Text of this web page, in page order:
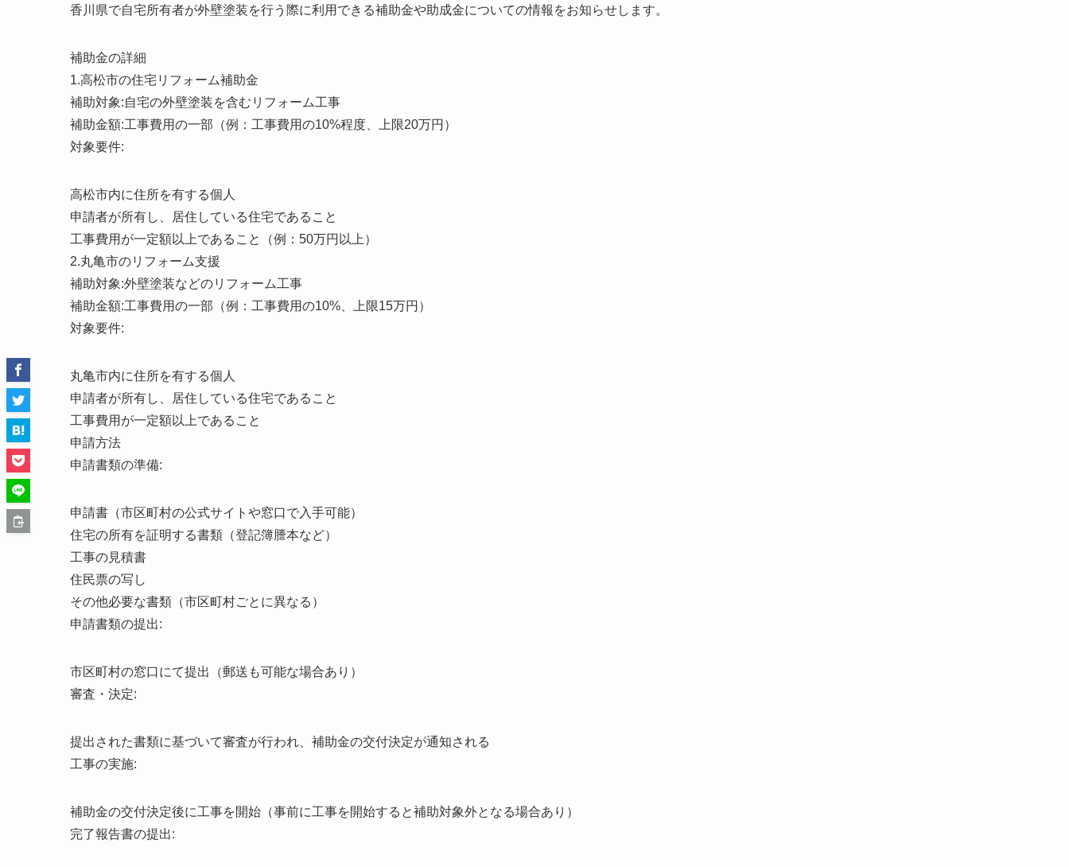
香川県で自宅所有者が外壁塗装を行う際に利用できる補助金や助成金についての情報をお知らせします。
補助金の詳細
1.高松市の住宅リフォーム補助金
補助対象:自宅の外壁塗装を含むリフォーム工事
補助金額:工事費用の一部（例：工事費用の10%程度、上限20万円）
対象要件:
高松市内に住所を有する個人
申請者が所有し、居住している住宅であること
工事費用が一定額以上であること（例：50万円以上）
2.丸亀市のリフォーム支援
補助対象:外壁塗装などのリフォーム工事
補助金額:工事費用の一部（例：工事費用の10%、上限15万円）
対象要件:
丸亀市内に住所を有する個人
申請者が所有し、居住している住宅であること
工事費用が一定額以上であること
申請方法
申請書類の準備:
申請書（市区町村の公式サイトや窓口で入手可能）
住宅の所有を証明する書類（登記簿謄本など）
工事の見積書
住民票の写し
その他必要な書類（市区町村ごとに異なる）
申請書類の提出:
市区町村の窓口にて提出（郵送も可能な場合あり）
審査・決定:
提出された書類に基づいて審査が行われ、補助金の交付決定が通知される
工事の実施:
補助金の交付決定後に工事を開始（事前に工事を開始すると補助対象外となる場合あり）
完了報告書の提出: